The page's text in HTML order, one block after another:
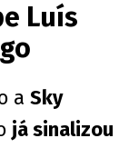
Luís
a Sky
já sinalizou